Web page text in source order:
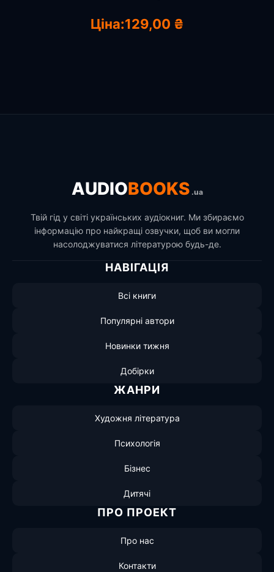
Ціна:129,00 ₴
AUDIOBOOKS .ua
Твій гід у світі українських аудіокниг. Ми збираємо
інформацію про найкращі озвучки, щоб ви могли
насолоджуватися літературою будь-де.
НАВІГАЦІЯ
Всі книги
Популярні автори
Новинки тижня
Добірки
ЖАНРИ
Художня література
Психологія
Бізнес
Дитячі
ПРО ПРОЕКТ
Про нас
Контакти